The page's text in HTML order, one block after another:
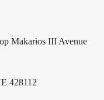
Makarios III Avenue
428112